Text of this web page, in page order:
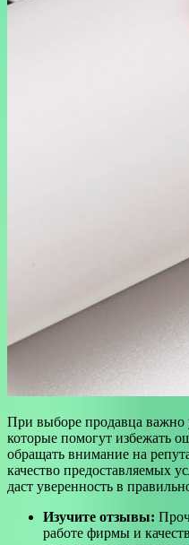
При выборе продавца важно
которые помогут избежать
обращать внимание на
качество предоставляемых
даст уверенность в
Изучите отзывы:
работе фирмы и